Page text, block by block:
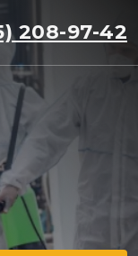
208-97-42